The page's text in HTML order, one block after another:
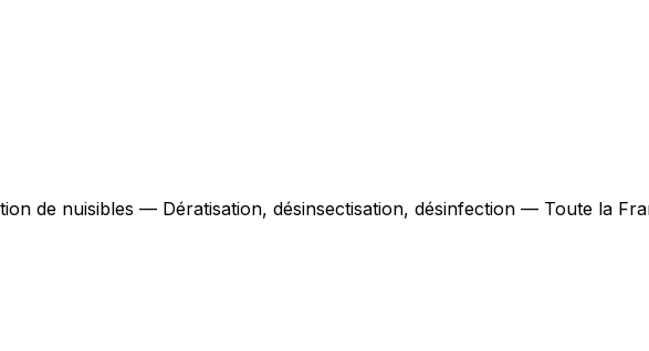
de nuisibles — Dératisation, désinsectisation, désinfection — Toute la